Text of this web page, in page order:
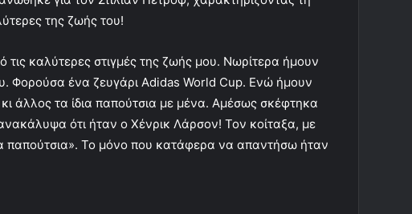
της ζωής του!
καλύτερες στιγμές της ζωής μου. Νωρίτερα ήμουν
Φορούσα ένα ζευγάρι Adidas World Cup. Ενώ ήμουν
άλλος τα ίδια παπούτσια με μένα. Αμέσως σκέφτηκα
ότι ήταν ο Χένρικ Λάρσον! Τον κοίταξα, με
παπούτσια». Το μόνο που κατάφερα να απαντήσω ήταν